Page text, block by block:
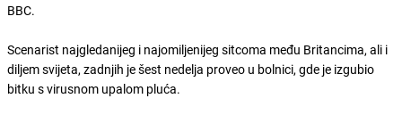
BBC.
Scenarist najgledanijeg i najomiljenijeg sitcoma među Britancima, ali i
diljem svijeta, zadnjih je šest nedelja proveo u bolnici, gde je izgubio
bitku s virusnom upalom pluća.